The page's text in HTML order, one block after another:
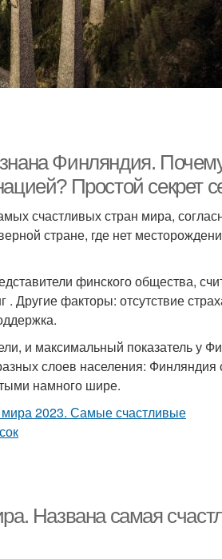
Финляндия.
Простой секрет
счастливых стран мира,
стране, где нет
финского общества,
Другие факторы: отсутствие
и максимальный показатель у
слоев населения: Финляндия
намного шире.
Названа самая